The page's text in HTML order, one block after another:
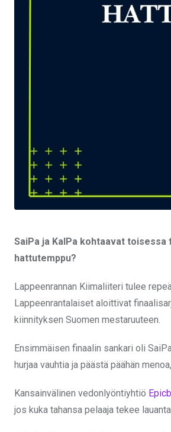
SaiPa ja KalPa kohtaavat
hattutemppu?
Lappeenrannan Kiimaliiteri tulee
Lappeenrantalaiset aloittivat
kiinnityksen Suomen mestaruuteen.
Ensimmäisen finaalin sankari oli
hurjaa vauhtia ja päästä päähän
Kansainvälinen vedonlyöntiyhtiö
jos kuka tahansa pelaaja tekee